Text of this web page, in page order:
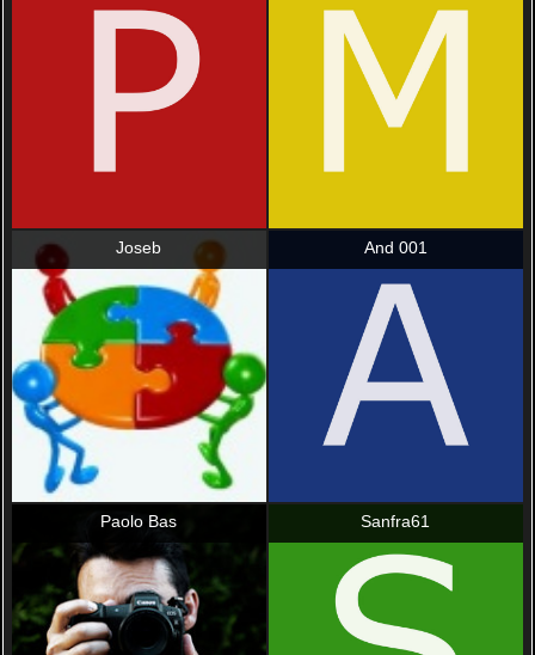
Joseb And 001
Paolo Bas Sanfra61